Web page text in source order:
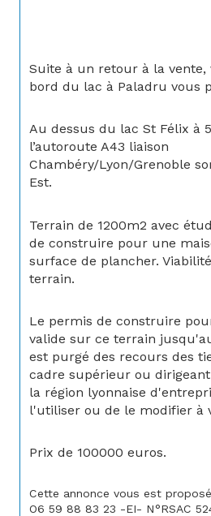
Suite à un retour à la vente,
bord du lac à Paladru vous
Au dessus du lac St Félix à
l’autoroute A43 liaison
Chambéry/Lyon/Grenoble
Est.
Terrain de 1200m2 avec
de construire pour une
surface de plancher.
terrain.
Le permis de construire
valide sur ce terrain
est purgé des recours des
cadre supérieur ou
la région lyonnaise
l'utiliser ou de le modifier à
Prix de 100000 euros.
Cette annonce vous est
O6 59 88 83 23 -EI- N°RSAC